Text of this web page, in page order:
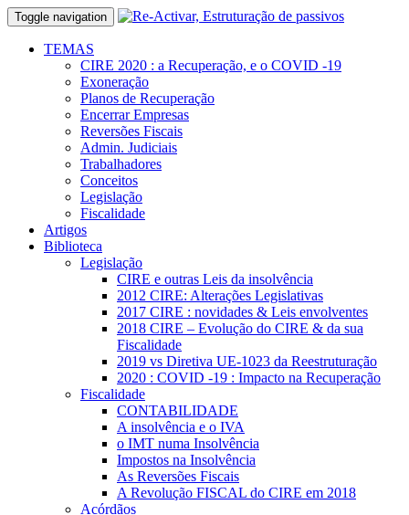
Toggle navigation
TEMAS
CIRE 2020 : a Recuperação, e o COVID -19
Exoneração
Planos de Recuperação
Encerrar Empresas
Reversões Fiscais
Admin. Judiciais
Trabalhadores
Conceitos
Legislação
Fiscalidade
Artigos
Biblioteca
Legislação
CIRE e outras Leis da insolvência
2012 CIRE: Alterações Legislativas
2017 CIRE : novidades & Leis envolventes
2018 CIRE – Evolução do CIRE & da sua
Fiscalidade
2019 vs Diretiva UE-1023 da Reestruturação
2020 : COVID -19 : Impacto na Recuperação
Fiscalidade
CONTABILIDADE
A insolvência e o IVA
o IMT numa Insolvência
Impostos na Insolvência
As Reversões Fiscais
A Revolução FISCAL do CIRE em 2018
Acórdãos